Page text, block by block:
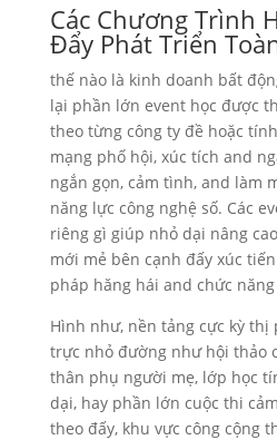
Các Chương Trình
Đẩy Phát Triển
thế nào là kinh doanh bất
lại phần lớn event học được
theo từng công ty đề hoặc
mạng phố hội, xúc tích and
ngắn gọn, cảm tình, and làm
năng lực công nghệ số. Các
riêng gì giúp nhỏ dại nâng
mới mẻ bên cạnh đấy xúc
pháp hăng hái and chức
Hình như, nền tảng cực kỳ
trực nhỏ đường như hội thảo
thân phụ người mẹ, lớp học
dại, hay phần lớn cuộc thi
theo đấy, khu vực công cộng